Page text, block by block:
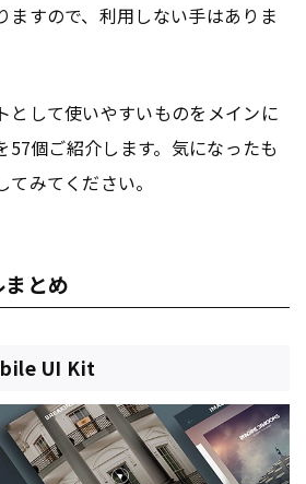
ますので、利用しない手はありま
として使いやすいものをメインに
57個ご紹介します。気になったも
みてください。
とめ
UI Kit